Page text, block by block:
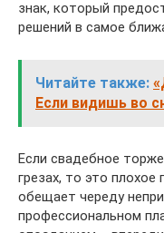
знак, который
решений в самое
Читайте также:
Если видишь во
Если свадебное
грезах, то это
обещает череду
профессиональном